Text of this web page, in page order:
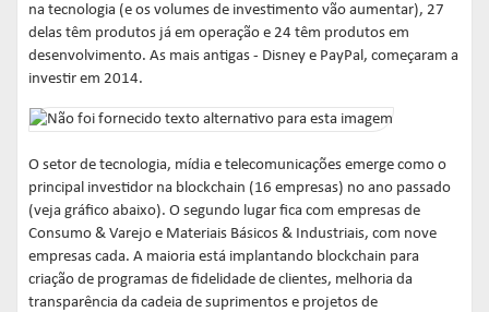
na tecnologia (e os volumes de investimento vão aumentar), 27
delas têm produtos já em operação e 24 têm produtos em
desenvolvimento. As mais antigas - Disney e PayPal, começaram a
investir em 2014.
O setor de tecnologia, mídia e telecomunicações emerge como o
principal investidor na blockchain (16 empresas) no ano passado
(veja gráfico abaixo). O segundo lugar fica com empresas de
Consumo & Varejo e Materiais Básicos & Industriais, com nove
empresas cada. A maioria está implantando blockchain para
criação de programas de fidelidade de clientes, melhoria da
transparência da cadeia de suprimentos e projetos de